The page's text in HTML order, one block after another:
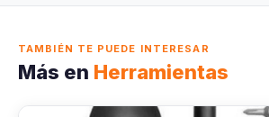
TAMBIÉN TE PUEDE INTERESAR
Más en Herramientas